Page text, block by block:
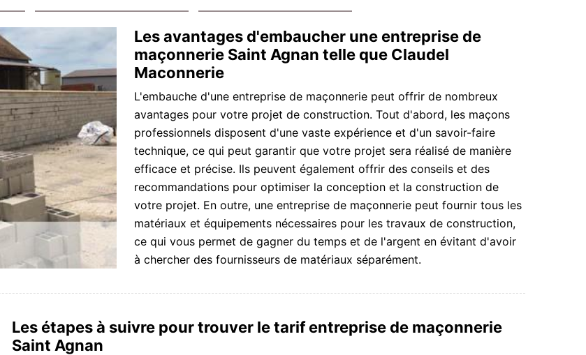
Les avantages d'embaucher une entreprise de
maçonnerie Saint Agnan telle que Claudel
Maconnerie
L'embauche d'une entreprise de maçonnerie peut offrir de nombreux
avantages pour votre projet de construction. Tout d'abord, les maçons
professionnels disposent d'une vaste expérience et d'un savoir-faire
technique, ce qui peut garantir que votre projet sera réalisé de manière
efficace et précise. Ils peuvent également offrir des conseils et des
recommandations pour optimiser la conception et la construction de
votre projet. En outre, une entreprise de maçonnerie peut fournir tous les
matériaux et équipements nécessaires pour les travaux de construction,
ce qui vous permet de gagner du temps et de l'argent en évitant d'avoir
à chercher des fournisseurs de matériaux séparément.
Les étapes à suivre pour trouver le tarif entreprise de maçonnerie
Saint Agnan